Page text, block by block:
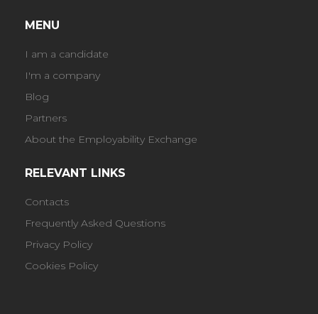
MENU
I am a candidate
I'm a company
Blog
Partners
About the Employability Exchange
RELEVANT LINKS
Contacts
Frequently Asked Questions
Privacy Policy
Cookies Policy